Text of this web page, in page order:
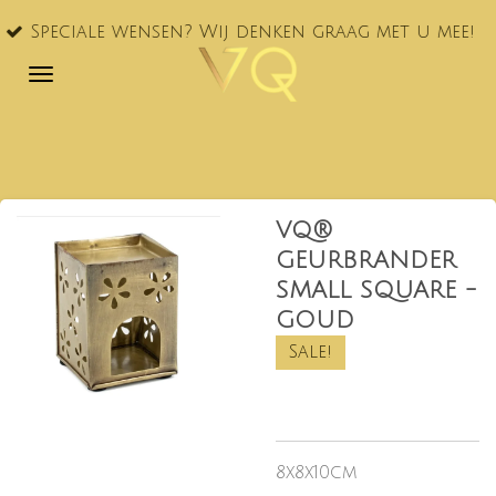
Ga
naar
wensen? Wij denken graag met u mee!
VQ®
GEURBRANDER
SMALL SQUARE -
GOUD
Sale!
8x8x10cm